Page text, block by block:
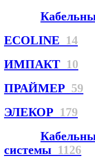
ECOLINE 14
ИМПАКТ 10
ПРАЙМЕР 59
ЭЛЕКОР 179
системы 1126